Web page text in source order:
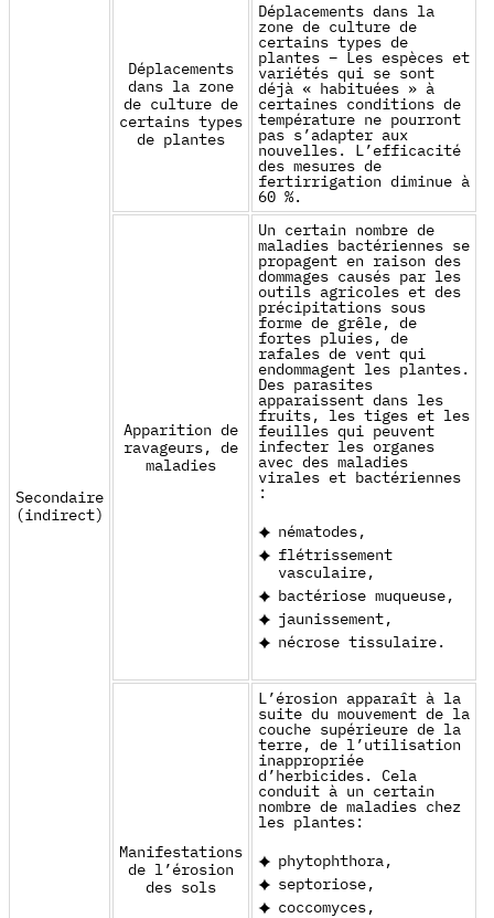
Secondaire
(indirect)
Déplacements
dans la zone
de culture de
certains types
de plantes
Déplacements dans la
zone de culture de
certains types de
plantes – Les espèces et
variétés qui se sont
déjà « habituées » à
certaines conditions de
température ne pourront
pas s’adapter aux
nouvelles. L’efficacité
des mesures de
fertirrigation diminue à
60 %.
Apparition de
ravageurs, de
maladies
Un certain nombre de
maladies bactériennes se
propagent en raison des
dommages causés par les
outils agricoles et des
précipitations sous
forme de grêle, de
fortes pluies, de
rafales de vent qui
endommagent les plantes.
Des parasites
apparaissent dans les
fruits, les tiges et les
feuilles qui peuvent
infecter les organes
avec des maladies
virales et bactériennes
:
nématodes,
flétrissement
vasculaire,
bactériose muqueuse,
jaunissement,
nécrose tissulaire.
Manifestations
de l’érosion
des sols
L’érosion apparaît à la
suite du mouvement de la
couche supérieure de la
terre, de l’utilisation
inappropriée
d’herbicides. Cela
conduit à un certain
nombre de maladies chez
les plantes:
phytophthora,
septoriose,
coccomyces,